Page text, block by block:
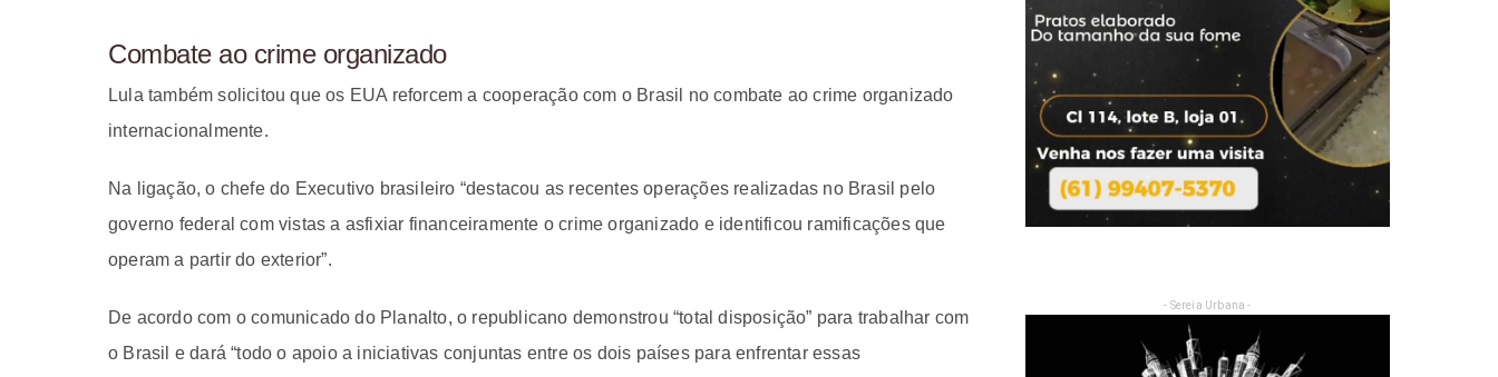
Combate ao crime organizado
Lula também solicitou que os EUA reforcem a cooperação com o Brasil no combate ao crime organizado
internacionalmente.
Na ligação, o chefe do Executivo brasileiro “destacou as recentes operações realizadas no Brasil pelo
governo federal com vistas a asfixiar financeiramente o crime organizado e identificou ramificações que
operam a partir do exterior”.
De acordo com o comunicado do Planalto, o republicano demonstrou “total disposição” para trabalhar com
o Brasil e dará “todo o apoio a iniciativas conjuntas entre os dois países para enfrentar essas
- Sereia Urbana -